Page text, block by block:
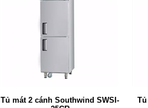
Tủ mát 2 cánh Southwind SWSI-